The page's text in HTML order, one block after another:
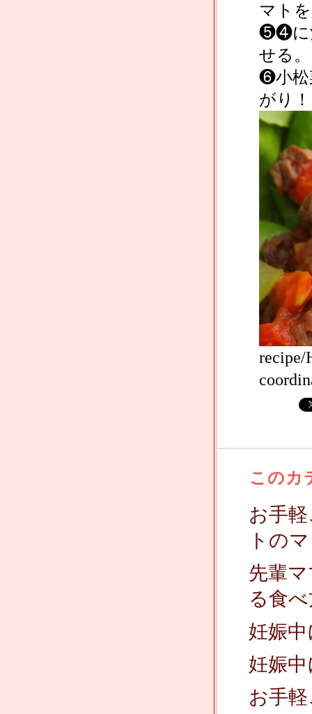
マト
❺❹に
せる。
❻小松
がり！
このカ
お手
トの
先輩
る食
妊娠
妊娠
お手